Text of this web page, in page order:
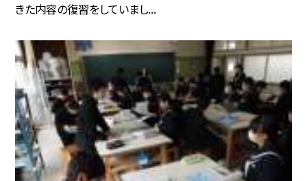
きた内容の復習をしていまし...